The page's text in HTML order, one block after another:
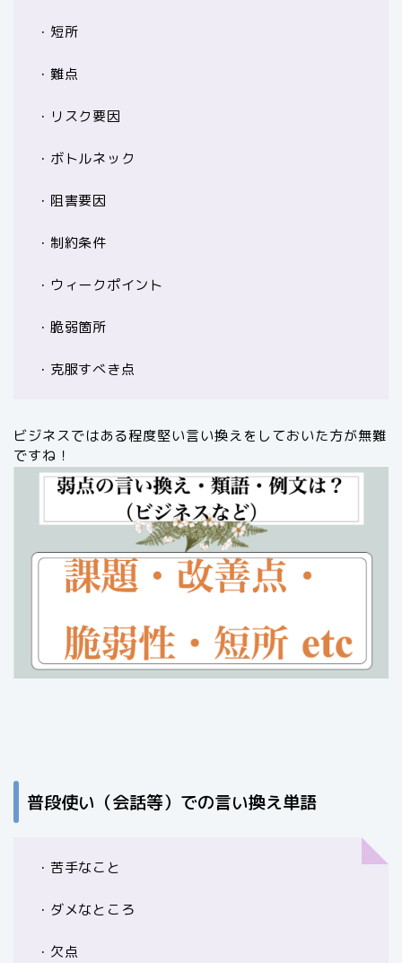
・短所
・難点
・リスク要因
・ボトルネック
・阻害要因
・制約条件
・ウィークポイント
・脆弱箇所
・克服すべき点
ビジネスではある程度堅い言い換えをしておいた方が無難
ですね！
普段使い（会話等）での言い換え単語
・苦手なこと
・ダメなところ
・欠点